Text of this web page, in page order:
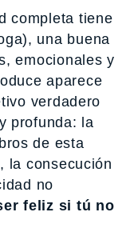
completa tiene
una buena
emocionales y
aparece
verdadero
profunda: la
de esta
la consecución
no
feliz si tú no